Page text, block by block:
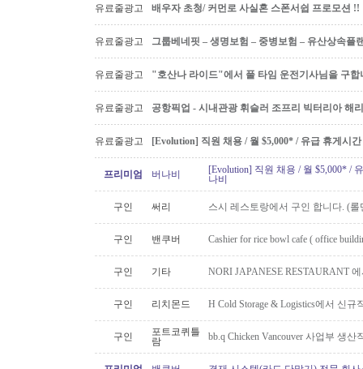
유료줄광고 배우자 초청/ 커먼로 사실혼 스폰서쉽 프로모션 !!
유료줄광고 그룹베네핏 – 생명보험 – 중병보험 – 유산상속플
유료줄광고 "호산나 라이드"에서 풀 타임 운전기사님을 구합
유료줄광고 공항픽업 - 시내관광 휘슬러 조프리 빅터리아 해
유료줄광고 [Evolution] 직원 채용 / 월 $5,000* / 유급 휴게시
프리미엄 버나비
[Evolution] 직원 채용 / 월 $5,000* /
나비
구인 써리 스시 레스토랑에서 구인 합니다. (롤
구인 밴쿠버 Cashier for rice bowl cafe ( office
구인 기타 NORI JAPANESE RESTAURANT
구인 리치몬드 H Cold Storage & Logistics에서 신규
구인
포트코퀴틀
람
bb.q Chicken Vancouver 사업부 생